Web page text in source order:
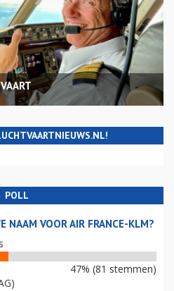
POLL
NAAM VOOR AIR FRANCE-KLM?
47% (81 stemmen)